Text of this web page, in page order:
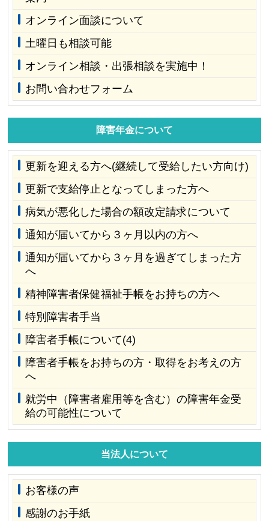
オンライン面談について
土曜日も相談可能
オンライン相談・出張相談を実施中！
お問い合わせフォーム
障害年金について
更新を迎える方へ(継続して受給したい方向け)
更新で支給停止となってしまった方へ
病気が悪化した場合の額改定請求について
通知が届いてから３ヶ月以内の方へ
通知が届いてから３ヶ月を過ぎてしまった方
へ
精神障害者保健福祉手帳をお持ちの方へ
特別障害者手当
障害者手帳について(4)
障害者手帳をお持ちの方・取得をお考えの方
へ
就労中（障害者雇用等を含む）の障害年金受
給の可能性について
当法人について
お客様の声
感謝のお手紙